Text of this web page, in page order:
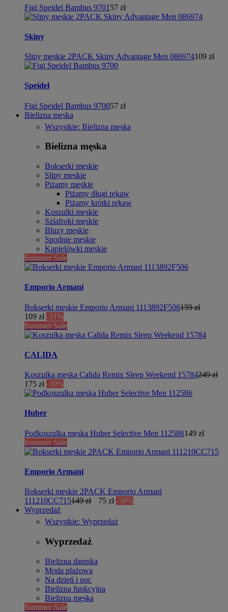
Figi Speidel Bambus 9701 57 zł
Skiny
Slipy męskie 2PACK Skiny Advantage Men 086974109 zł
Speidel
Figi Speidel Bambus 970057 zł
Bielizna męska
Wszystkie: Bielizna męska
Bielizna męska
Bokserki męskie
Slipy męskie
Piżamy męskie
Piżamy długi rękaw
Piżamy krótki rękaw
Koszulki męskie
Szlafroki męskie
Bluzy męskie
Spodnie męskie
Kąpielówki męskie
Summer Sale
Emporio Armani
Bokserki męskie Emporio Armani 1113892F506159 zł
109 zł -31%
Summer Sale
CALIDA
Koszulka męska Calida Remix Sleep Weekend 15784249 zł
175 zł -30%
Huber
Podkoszulka męska Huber Selective Men 112586149 zł
Summer Sale
Emporio Armani
Bokserki męskie 2PACK Emporio Armani
111210CC715149 zł 75 zł -50%
Wyprzedaż
Wszystkie: Wyprzedaż
Wyprzedaż
Bielizna damska
Moda plażowa
Na dzień i noc
Bielizna funkcyjna
Bielizna męska
Summer Sale